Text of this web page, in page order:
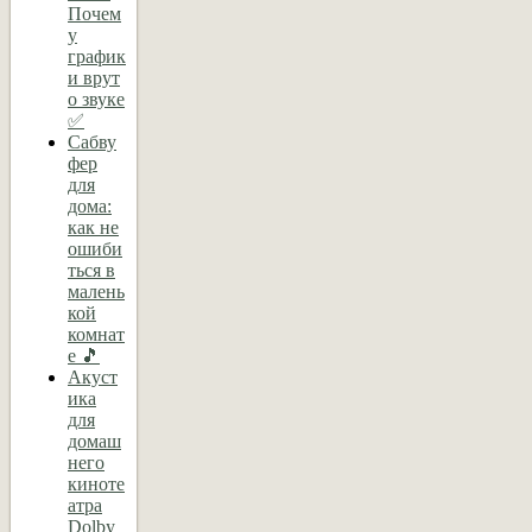
Почем
у
график
и врут
о звуке
✅
Сабву
фер
для
дома:
как не
ошиби
ться в
малень
кой
комнат
е 🎵
Акуст
ика
для
домаш
него
киноте
атра
Dolby